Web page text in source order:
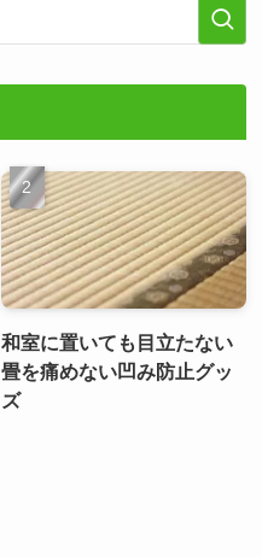
和室に置いても目立たない
畳を痛めない凹み防止グッ
ズ